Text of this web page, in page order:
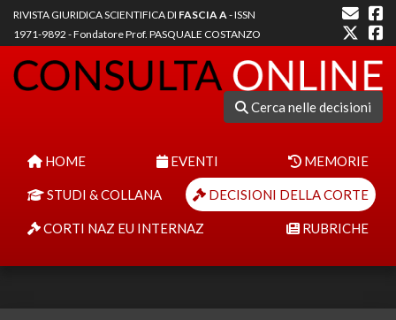
RIVISTA GIURIDICA SCIENTIFICA DI FASCIA A- ISSN
1971-9892 - Fondatore Prof. PASQUALE COSTANZO
Cerca nelle decisioni
HOME EVENTI MEMORIE
STUDI & COLLANA DECISIONI DELLA CORTE
CORTI NAZ EU INTERNAZ RUBRICHE